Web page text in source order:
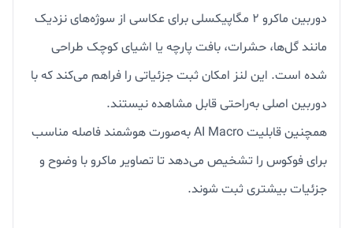
دوربین ماکرو ۲ مگاپیکسلی برای عکاسی از سوژه‌های نزدیک
مانند گل‌ها، حشرات، بافت پارچه یا اشیای کوچک طراحی
شده است. این لنز امکان ثبت جزئیاتی را فراهم می‌کند که با
دوربین اصلی به‌راحتی قابل مشاهده نیستند.
همچنین قابلیت AI Macro به‌صورت هوشمند فاصله مناسب
برای فوکوس را تشخیص می‌دهد تا تصاویر ماکرو با وضوح و
جزئیات بیشتری ثبت شوند.